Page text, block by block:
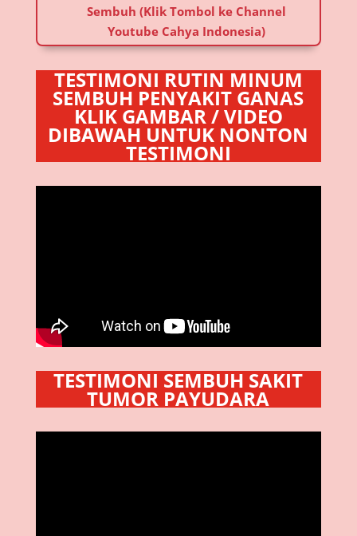
Sembuh (Klik Tombol ke Channel
Youtube Cahya Indonesia)
TESTIMONI RUTIN MINUM
SEMBUH PENYAKIT GANAS
KLIK GAMBAR / VIDEO
DIBAWAH UNTUK NONTON
TESTIMONI
TESTIMONI SEMBUH SAKIT
TUMOR PAYUDARA